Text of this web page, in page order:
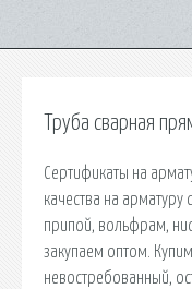
Труба сварная
Сертификаты на
качества на
припой, вольфрам,
закупаем оптом.
невостребованный,